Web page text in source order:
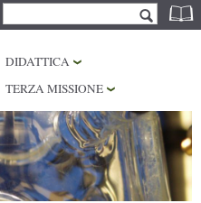
Form di ricerca
DIDATTICA
TERZA MISSIONE